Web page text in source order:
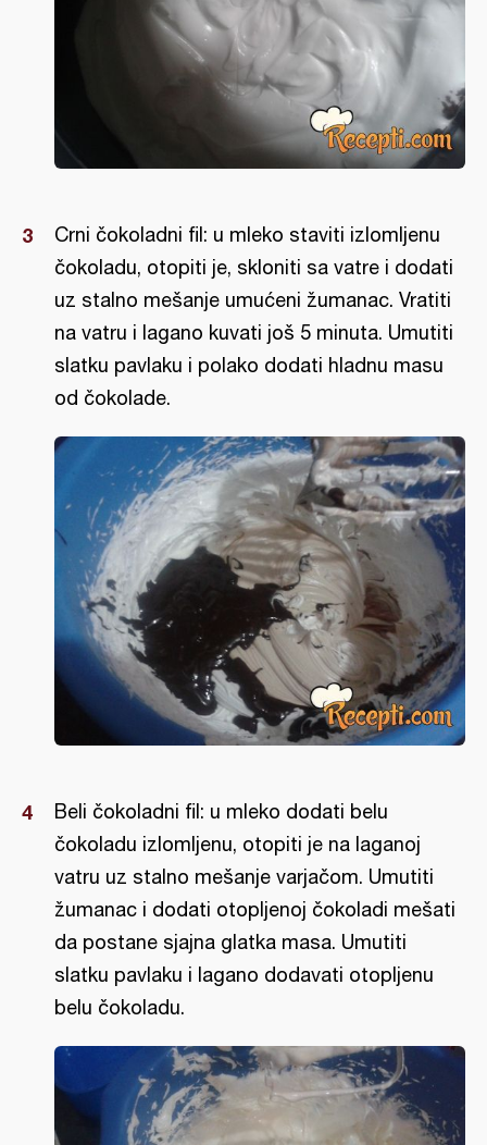
Crni čokoladni fil: u mleko staviti izlomljenu
čokoladu, otopiti je, skloniti sa vatre i dodati
uz stalno mešanje umućeni žumanac. Vratiti
na vatru i lagano kuvati još 5 minuta. Umutiti
slatku pavlaku i polako dodati hladnu masu
od čokolade.
Beli čokoladni fil: u mleko dodati belu
čokoladu izlomljenu, otopiti je na laganoj
vatru uz stalno mešanje varjačom. Umutiti
žumanac i dodati otopljenoj čokoladi mešati
da postane sjajna glatka masa. Umutiti
slatku pavlaku i lagano dodavati otopljenu
belu čokoladu.